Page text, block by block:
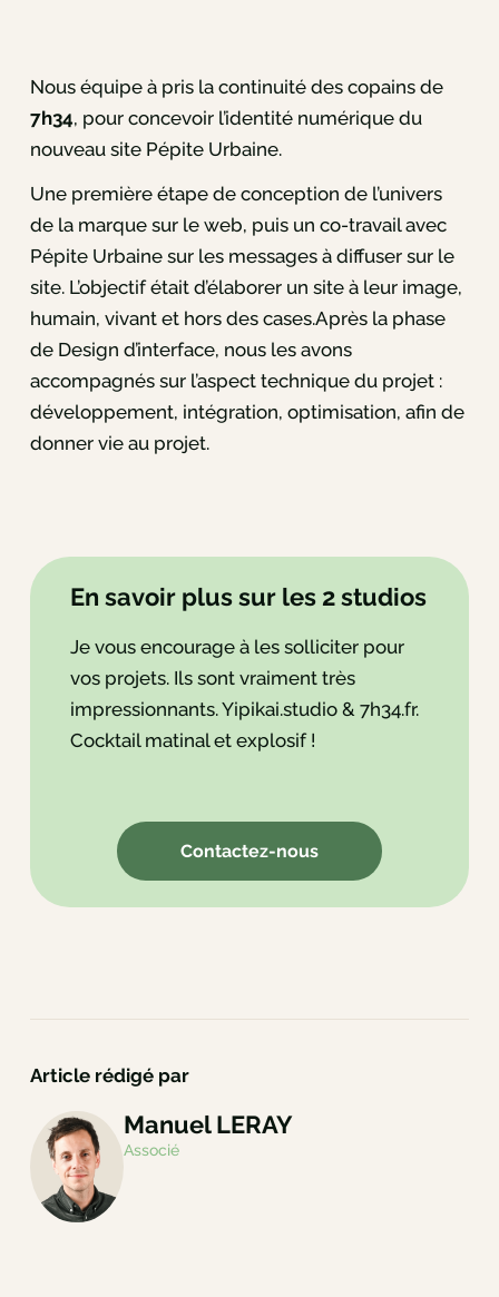
Nous équipe à pris la continuité des copains de
7h34, pour concevoir l’identité numérique du
nouveau site Pépite Urbaine.
Une première étape de conception de l’univers
de la marque sur le web, puis un co-travail avec
Pépite Urbaine sur les messages à diffuser sur le
site. L’objectif était d’élaborer un site à leur image,
humain, vivant et hors des cases.Après la phase
de Design d’interface, nous les avons
accompagnés sur l’aspect technique du projet :
développement, intégration, optimisation, afin de
donner vie au projet.
En savoir plus sur les 2 studios
Je vous encourage à les solliciter pour
vos projets. Ils sont vraiment très
impressionnants. Yipikai.studio & 7h34.fr.
Cocktail matinal et explosif !
Contactez-nous
Article rédigé par
Manuel LERAY
Associé